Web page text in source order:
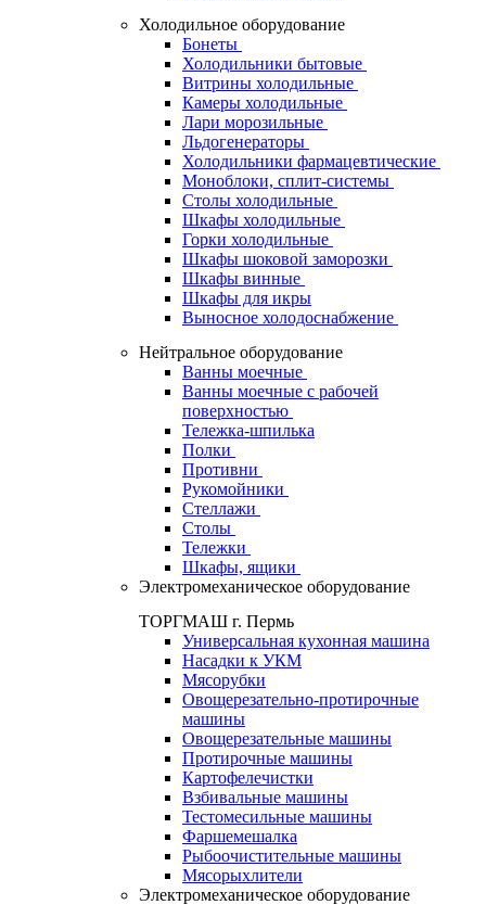
Холодильное оборудование
Бонеты
Холодильники бытовые
Витрины холодильные
Камеры холодильные
Лари морозильные
Льдогенераторы
Холодильники фармацевтические
Моноблоки, сплит-системы
Столы холодильные
Шкафы холодильные
Горки холодильные
Шкафы шоковой заморозки
Шкафы винные
Шкафы для икры
Выносное холодоснабжение
Нейтральное оборудование
Ванны моечные
Ванны моечные с рабочей
поверхностью
Тележка-шпилька
Полки
Противни
Рукомойники
Стеллажи
Столы
Тележки
Шкафы, ящики
Электромеханическое оборудование
ТОРГМАШ г. Пермь
Универсальная кухонная машина
Насадки к УКМ
Мясорубки
Овощерезательно-протирочные
машины
Овощерезательные машины
Протирочные машины
Картофелечистки
Взбивальные машины
Тестомесильные машины
Фаршемешалка
Рыбоочистительные машины
Мясорыхлители
Электромеханическое оборудование